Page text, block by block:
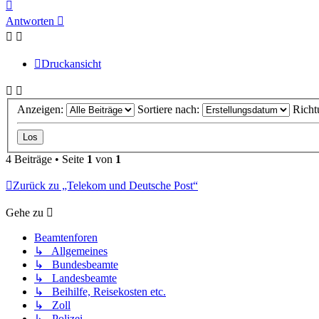
oben
Antworten
Druckansicht
Anzeigen: Sortiere nach:
4 Beiträge • Seite 1 von 1
Zurück zu „Telekom und Deutsche Post“
Gehe zu
Beamtenforen
↳ Allgemeines
↳ Bundesbeamte
↳ Landesbeamte
↳ Beihilfe, Reisekosten etc.
↳ Zoll